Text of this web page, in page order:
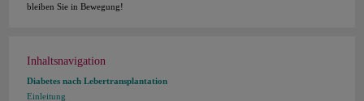
bleiben Sie in Bewegung!
Inhaltsnavigation
Diabetes nach Lebertransplantation
Einleitung